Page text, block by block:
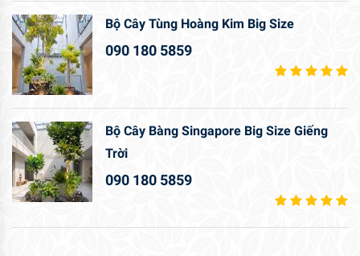
Bộ Cây Tùng Hoàng Kim Big Size
090 180 5859
Bộ Cây Bàng Singapore Big Size Giếng
Trời
090 180 5859